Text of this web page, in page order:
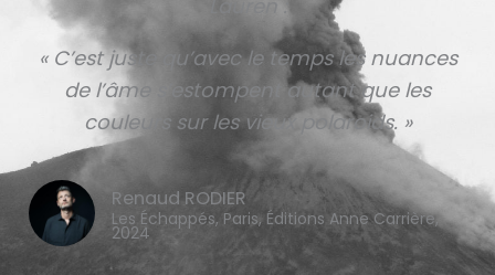
« C’est juste qu’avec le temps les nuances
de l’âme s’estompent autant que les
couleurs sur les vieux polaroids. »
Renaud RODIER
Les Échappés, Paris, Éditions Anne Carrière,
2024